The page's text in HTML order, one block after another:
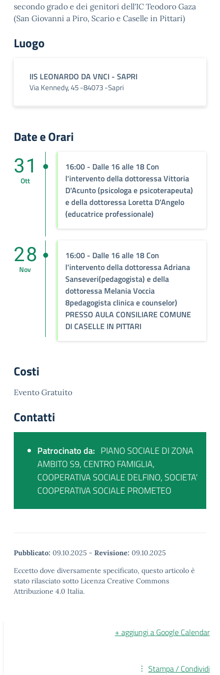
secondo grado e dei genitori dell'IC Teodoro Gaza
(San Giovanni a Piro, Scario e Caselle in Pittari)
Luogo
IIS LEONARDO DA VNCI - SAPRI
Via Kennedy, 45 -84073 -Sapri
Date e Orari
31
Ott
16:00 - Dalle 16 alle 18 Con
l'intervento della dottoressa Vittoria
D'Acunto (psicologa e psicoterapeuta)
e della dottoressa Loretta D'Angelo
(educatrice professionale)
28
Nov
16:00 - Dalle 16 alle 18 Con
l'intervento della dottoressa Adriana
Sanseveri(pedagogista) e della
dottoressa Melania Voccia
8pedagogista clinica e counselor)
PRESSO AULA CONSILIARE COMUNE
DI CASELLE IN PITTARI
Costi
Evento Gratuito
Contatti
Patrocinato da: PIANO SOCIALE DI ZONA
AMBITO S9, CENTRO FAMIGLIA,
COOPERATIVA SOCIALE DELFINO, SOCIETA'
COOPERATIVA SOCIALE PROMETEO
Pubblicato: 09.10.2025 - Revisione: 09.10.2025
Eccetto dove diversamente specificato, questo articolo è
stato rilasciato sotto Licenza Creative Commons
Attribuzione 4.0 Italia.
+ aggiungi a Google Calendar
Stampa / Condividi